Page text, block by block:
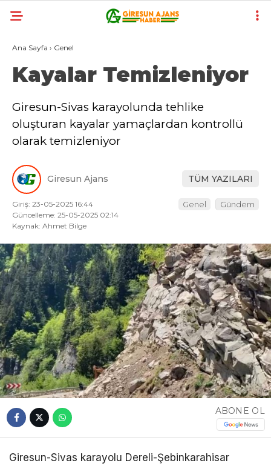
Ana Sayfa › Genel
Kayalar Temizleniyor
Giresun-Sivas karayolunda tehlike
oluşturan kayalar yamaçlardan kontrollü
olarak temizleniyor
Giresun Ajans TÜM YAZILARI
Giriş: 23-05-2025 16:44
Güncelleme: 25-05-2025 02:14
Kaynak: Ahmet Bilge
Genel Gündem
ABONE OL
Giresun-Sivas karayolu Dereli-Şebinkarahisar